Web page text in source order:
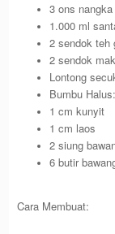
3 ons
1.000 ml
2 sendok teh
2 sendok
Lontong
Bumbu Halus:
1 cm kunyit
1 cm laos
2 siung
6 butir
Cara Membuat: